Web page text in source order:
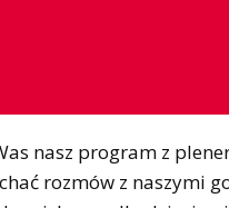
nasz program z
rozmów z naszymi